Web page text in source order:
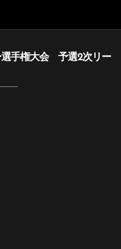
選手権大会 予選2次リー